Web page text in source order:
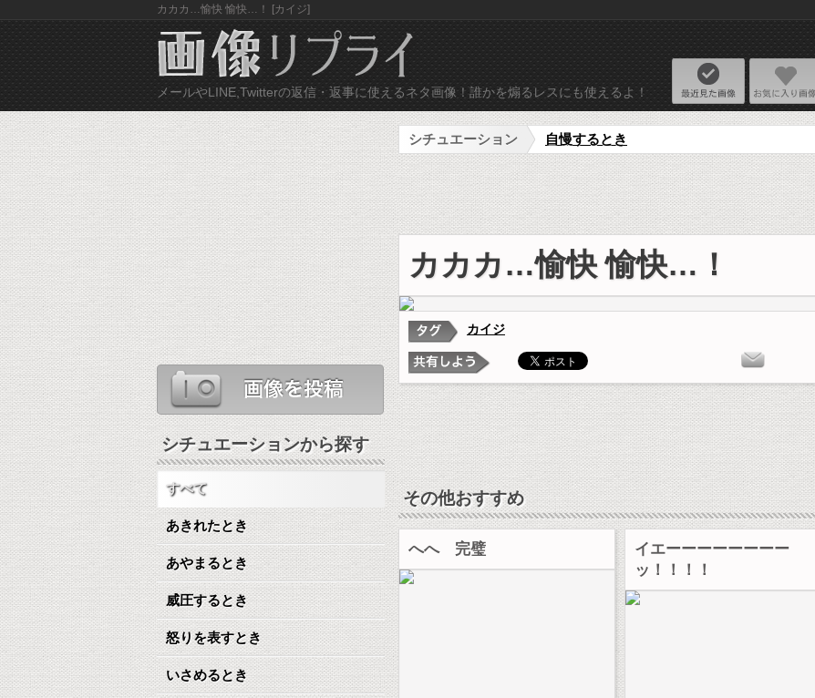
カカカ…愉快 愉快…！ [カイジ]
ネタ画像リプライ
メールやLINE,Twitterの返信・返事に使えるネタ画像！誰かを煽るレスにも使えるよ！
最近見た画像
シチュエーション 自慢するとき
カカカ…愉快 愉快…！
カイジ
その他おすすめ
へへ 完璧
イエーーーーーーーー
ッ！！！！
ネタ画像を投稿
シチュエーションから探す
すべて
あきれたとき
あやまるとき
威圧するとき
怒りを表すとき
いさめるとき